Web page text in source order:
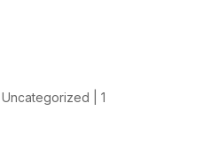
Uncategorized
1